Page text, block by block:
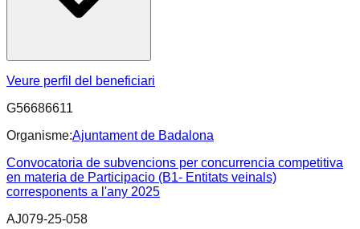
Veure perfil del beneficiari
G56686611
Organisme:Ajuntament de Badalona
Convocatoria de subvencions per concurrencia competitiva
en materia de Participacio (B1- Entitats veinals)
corresponents a l'any 2025
AJ079-25-058